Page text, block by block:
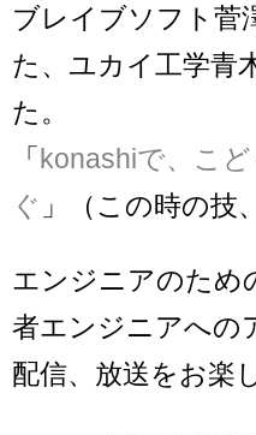
ブレイブソフト菅
た、ユカイ工学青
た。
「konashiで、こ
ぐ 」（この時の技
エンジニアのため
者エンジニアへの
配信、放送をお